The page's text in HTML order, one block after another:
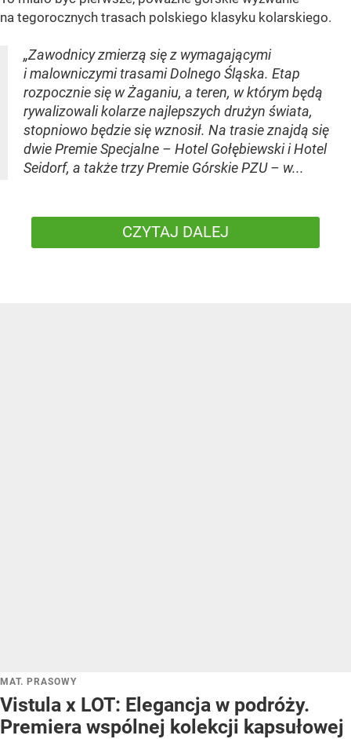
na tegorocznych trasach polskiego klasyku kolarskiego.
„Zawodnicy zmierzą się z wymagającymi
i malowniczymi trasami Dolnego Śląska. Etap
rozpocznie się w Żaganiu, a teren, w którym będą
rywalizowali kolarze najlepszych drużyn świata,
stopniowo będzie się wznosił. Na trasie znajdą się
dwie Premie Specjalne – Hotel Gołębiewski i Hotel
Seidorf, a także trzy Premie Górskie PZU – w...
CZYTAJ DALEJ
MAT. PRASOWY
Vistula x LOT: Elegancja w podróży.
Premiera wspólnej kolekcji kapsułowej